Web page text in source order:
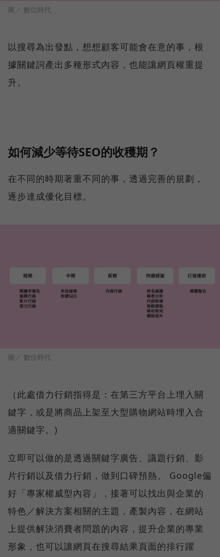
圖／ 數位時代
以搜尋為出發點，想想顧客可能會在意的事，根
據關鍵詞產出多種形式內容，也能讓網頁權重提
升。
如何減少等待SEO的收穫期？
在不同的時期著重不同的事，透過完善的規劃，
逐步達成優化目標。
圖／ 數位時代
（此處借力行銷指得是：在第三方平台上埋入關
鍵字，或是將商品上架至大型購物網站時埋入合
適關鍵字。)
立即可以做的是透過關鍵字廣告、議題行銷、影
片行銷以及借力行銷，做到口碑預熱。 Google偏
好「專家權威型內容」，接著可以找出與企業的
特色／解決方案相關的主題，產製內容，在網站
上提供解決消費者問題的內容，提升企業的專業
形象，也可以讓網頁在搜尋結果頁面的排行躍